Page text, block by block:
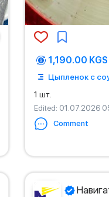
1,190.00 KGS
Цыпленок с
1 шт.
Edited: 01.07.2026
Comment